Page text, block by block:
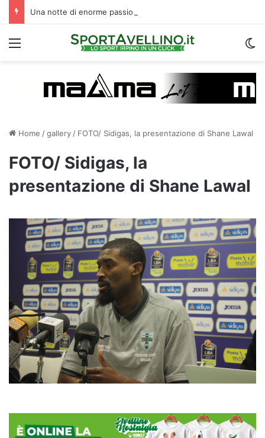
Menu
Home /gallery / FOTO/ Sidigas, la presentazione di Shane Lawal
FOTO/ Sidigas, la
presentazione di Shane Lawal